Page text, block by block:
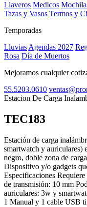
Llaveros Medicos
Tazas y Vasos Termos y
Temporadas
Lluvias Agendas 2027
Rosa Día de Muertos
Mejoramos cualquier
55.5203.0610
Estacion De Carga
TEC183
Estación de carga
smartwatch y auriculares)
negro, doble zona de
Dispositivo y/o gadgets
Especificaciones
de transmisión: 10 mm
auriculares: 3w y
1 Manual y 1 cable USB